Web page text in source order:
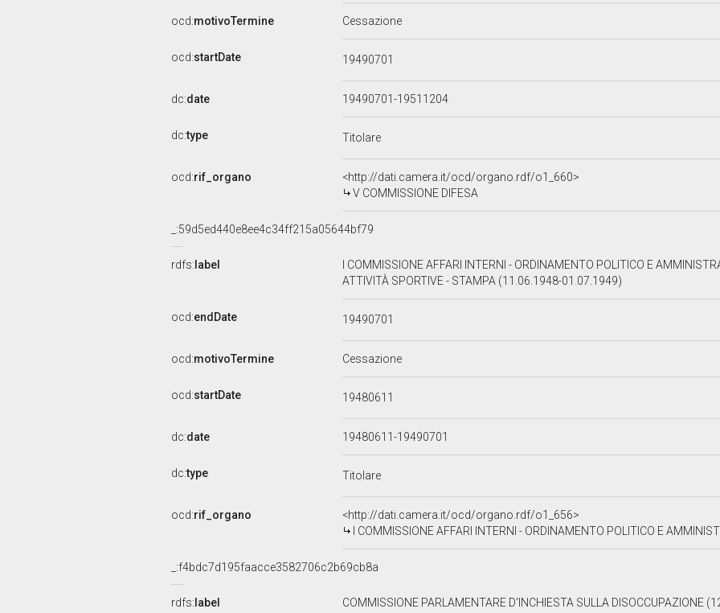
ocd:motivoTermine Cessazione
ocd:startDate 19490701
dc:date 19490701-19511204
dc:type Titolare
ocd:rif_organo
<http://dati.camera.it/ocd/organo.rdf/o1_660>
V COMMISSIONE DIFESA
_:59d5ed440e8ee4c34ff215a05644bf79
rdfs: label
I COMMISSIONE AFFARI INTERNI - ORDINAMENTO POLITICO E
ATTIVITÀ SPORTIVE - STAMPA (11.06.1948-01.07.1949)
ocd:endDate 19490701
ocd:motivoTermine Cessazione
ocd:startDate 19480611
dc:date 19480611-19490701
dc:type Titolare
ocd:rif_organo
<http://dati.camera.it/ocd/organo.rdf/o1_656>
I COMMISSIONE AFFARI INTERNI - ORDINAMENTO POLITICO E AMMINISTRATIVO
_:f4bdc7d195faacce3582706c2b69cb8a
rdfs: label COMMISSIONE PARLAMENTARE D'INCHIESTA SULLA DISOCCUPAZIONE